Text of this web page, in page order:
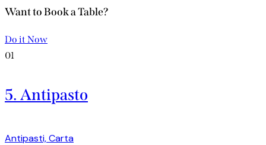
Want to Book a Table?
Do it Now
01
5. Antipasto
Antipasti,Carta